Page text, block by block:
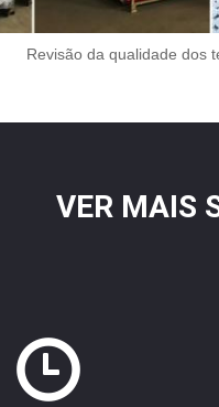
Revisão da qualidade dos
VER MAIS